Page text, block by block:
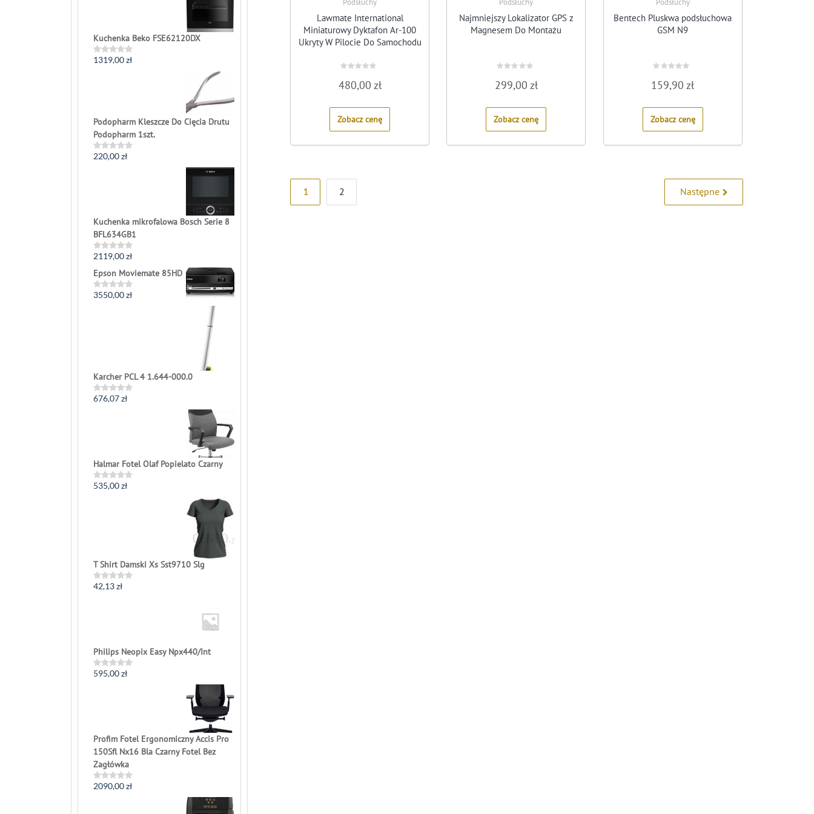
Lawmate International
Miniaturowy Dyktafon Ar-100
Ukryty W Pilocie Do Samochodu
0
out
5
480,00 zł
Zobacz cenę
Najmniejszy Lokalizator GPS z
Magnesem Do Montażu
0
out
5
299,00 zł
Zobacz cenę
Bentech Pluskwa podsłuchowa
GSM N9
0
out
5
159,90zł
Zobacz cenę
Stronicowanie
wpisów
1 2 Następne
Kuchenka Beko FSE62120DX
Rated
1319,00zł
Podopharm Kleszcze Do Cięcia Drutu
Podopharm 1szt.
Rated
220,00zł
Kuchenka mikrofalowa Bosch Serie 8
BFL634GB1
Rated
out
of
5
2119,00zł
Epson Moviemate 85HD
Rated
3550,00zł
Karcher PCL 4 1.644-000.0
Rated
676,07zł
Halmar Fotel Olaf Popielato Czarny
Rated
535,00zł
T Shirt Damski Xs Sst9710 Slg
Rated
42,13zł
Philips Neopix Easy Npx440/Int
Rated
595,00zł
Profim Fotel Ergonomiczny Accis Pro
150Sfl Nx16 Bla Czarny Fotel Bez
Zagłówka
Rated
2090,00zł